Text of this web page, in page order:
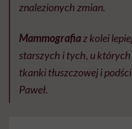
znalezionych zmian.
Mammografiaz kolei
starszych i tych, u których
tkanki tłuszczowej i
Paweł.